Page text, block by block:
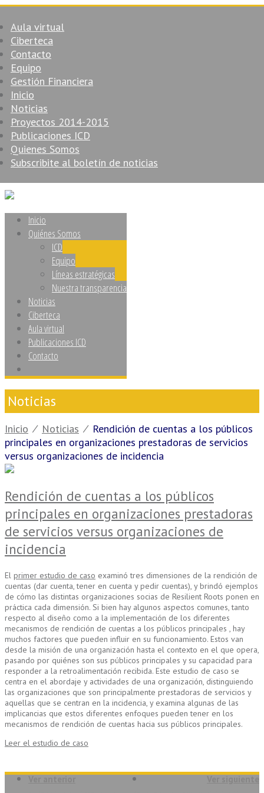
Aula virtual
Ciberteca
Contacto
Equipo
Gestión Financiera
Inicio
Noticias
Proyectos 2014-2015
Publicaciones ICD
Quienes Somos
Subscribite al boletín de noticias
Inicio
Quiénes Somos
ICD
Equipo
Líneas estratégicas
Nuestra transparencia
Noticias
Ciberteca
Aula virtual
Publicaciones ICD
Contacto
Noticias
Inicio ⁄ Noticias ⁄ Rendición de cuentas a los públicos
principales en organizaciones prestadoras de servicios
versus organizaciones de incidencia
Rendición de cuentas a los públicos
principales en organizaciones prestadoras
de servicios versus organizaciones de
incidencia
El primer estudio de caso examinó tres dimensiones de la rendición de
cuentas (dar cuenta, tener en cuenta y pedir cuentas), y brindó ejemplos
de cómo las distintas organizaciones socias de Resilient Roots ponen en
práctica cada dimensión. Si bien hay algunos aspectos comunes, tanto
respecto al diseño como a la implementación de los diferentes
mecanismos de rendición de cuentas a los públicos principales , hay
muchos factores que pueden influir en su funcionamiento. Estos van
desde la misión de una organización hasta el contexto en el que opera,
pasando por quiénes son sus públicos principales y su capacidad para
responder a la retroalimentación recibida. Este estudio de caso se
centra en el abordaje y actividades de una organización, distinguiendo
las organizaciones que son principalmente prestadoras de servicios y
aquellas que se centran en la incidencia, y examina algunas de las
implicancias que estos diferentes enfoques pueden tener en los
mecanismos de rendición de cuentas hacia sus públicos principales.
Leer el estudio de caso